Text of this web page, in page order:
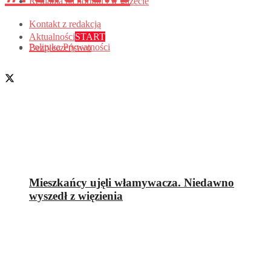
Kontakt z redakcją
Polityka Prywatności
AktualnościSTART
Bezpieczeństwo
Mieszkańcy ujęli włamywacza. Niedawno
wyszedł z więzienia